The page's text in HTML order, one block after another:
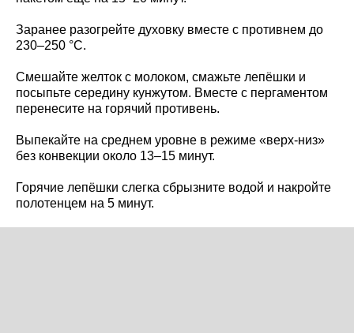
Заранее разогрейте духовку вместе с противнем до
230–250 °C.
Смешайте желток с молоком, смажьте лепёшки и
посыпьте середину кунжутом. Вместе с пергаментом
перенесите на горячий противень.
Выпекайте на среднем уровне в режиме «верх-низ»
без конвекции около 13–15 минут.
Горячие лепёшки слегка сбрызните водой и накройте
полотенцем на 5 минут.